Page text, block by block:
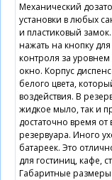
Механический
установки в любых
и пластиковый
нажать на кнопку
контроля за
окно. Корпус
белого цвета,
воздействия. В
жидкое мыло, так и
достаточно время
резервуара. Иного
батареек. Это
для гостиниц, кафе,
Габаритные